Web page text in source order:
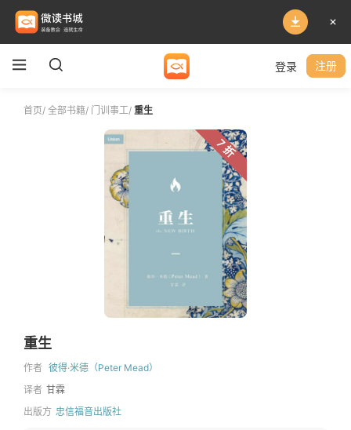
登录 注册
首页/ 全部书籍/ 门训事工/ 重生
7 折
重生
作者 彼得·米德（Peter Mead）
译者 甘霖
出版方 忠信福音出版社